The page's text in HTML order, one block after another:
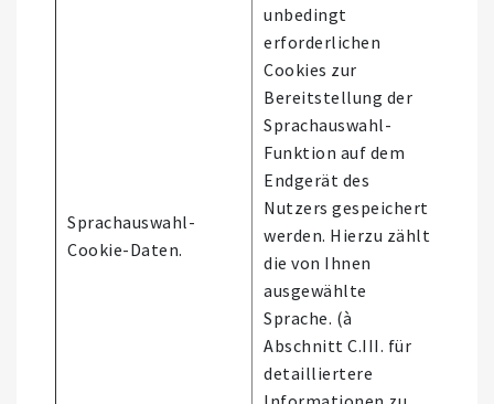
Sprachauswahl-
Cookie-Daten.
unbedingt
erforderlichen
Cookies zur
Bereitstellung der
Sprachauswahl-
Funktion auf dem
Endgerät des
Nutzers gespeichert
werden. Hierzu zählt
die von Ihnen
ausgewählte
Sprache. (à
Abschnitt C.III. für
detailliertere